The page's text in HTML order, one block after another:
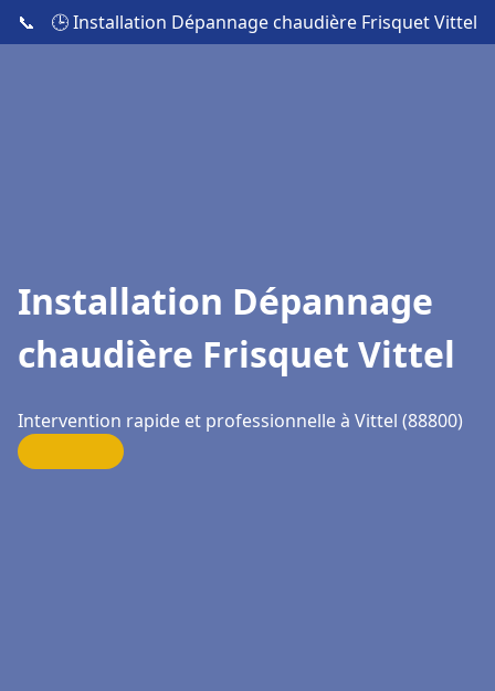
📞 🕒 Installation Dépannage chaudière Frisquet Vittel
Installation Dépannage
chaudière Frisquet Vittel
Intervention rapide et professionnelle à Vittel (88800)